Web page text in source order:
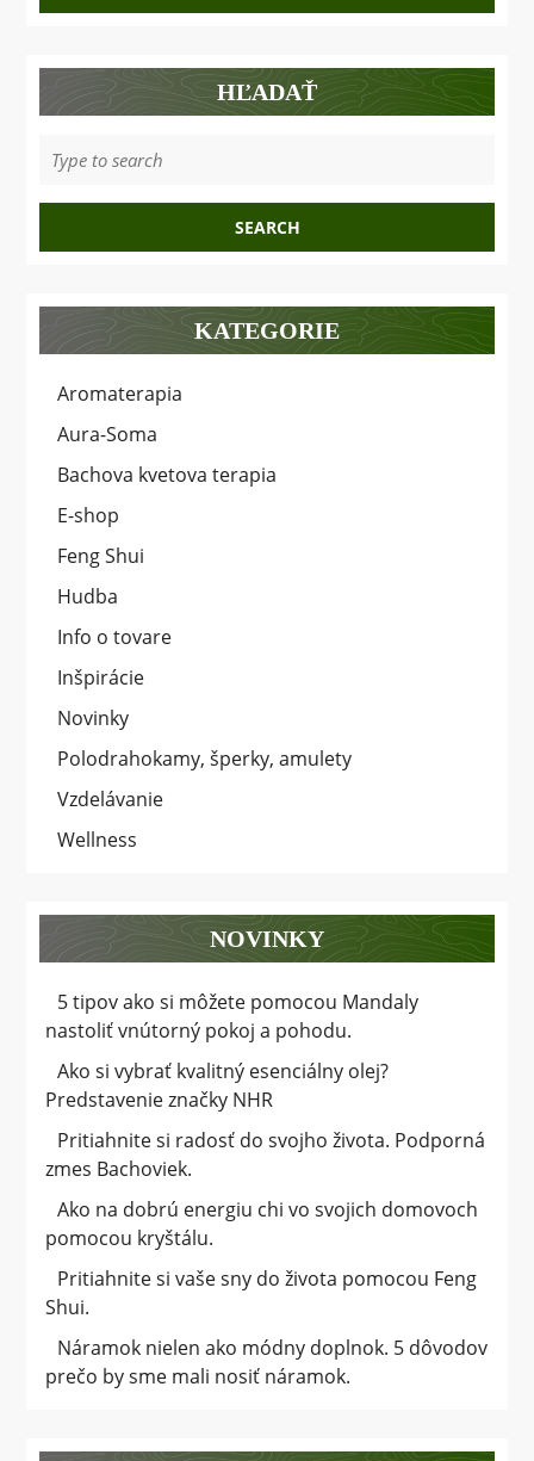
HĽADAŤ
for:
KATEGORIE
Aromaterapia
Aura-Soma
Bachova kvetova terapia
E-shop
Feng Shui
Hudba
Info o tovare
Inšpirácie
Novinky
Polodrahokamy, šperky, amulety
Vzdelávanie
Wellness
NOVINKY
5 tipov ako si môžete pomocou Mandaly
nastoliť vnútorný pokoj a pohodu.
Ako si vybrať kvalitný esenciálny olej?
Predstavenie značky NHR
Pritiahnite si radosť do svojho života. Podporná
zmes Bachoviek.
Ako na dobrú energiu chi vo svojich domovoch
pomocou kryštálu.
Pritiahnite si vaše sny do života pomocou Feng
Shui.
Náramok nielen ako módny doplnok. 5 dôvodov
prečo by sme mali nosiť náramok.